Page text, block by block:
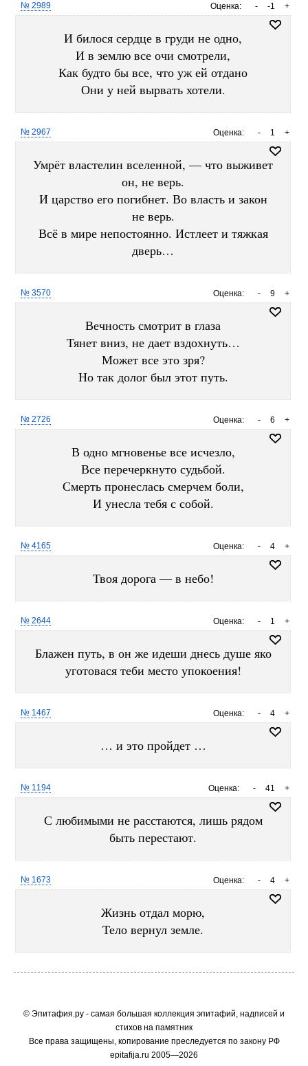
Оценка: +
-1
-
№ 2989
И билося сердце в груди не одно,
И в землю все очи смотрели,
Как будто бы все, что уж ей отдано
Они у ней вырвать хотели.
Оценка: +
1
-
№ 2967
Умрёт властелин вселенной, — что выживет
он, не верь.
И царство его погибнет. Во власть и закон
не верь.
Всё в мире непостоянно. Истлеет и тяжкая
дверь…
Оценка: +
9
-
№ 3570
Вечность смотрит в глаза
Тянет вниз, не дает вздохнуть…
Может все это зря?
Но так долог был этот путь.
Оценка: +
6
-
№ 2726
В одно мгновенье все исчезло,
Все перечеркнуто судьбой.
Смерть пронеслась смерчем боли,
И унесла тебя с собой.
Оценка: +
4
-
№ 4165
Твоя дорога — в небо!
Оценка: +
1
-
№ 2644
Блажен путь, в он же идеши днесь душе яко
уготовася теби место упокоения!
Оценка: +
4
-
№ 1467
… и это пройдет …
Оценка: +
41
-
№ 1194
С любимыми не расстаются, лишь рядом
быть перестают.
Оценка: +
4
-
№ 1673
Жизнь отдал морю,
Тело вернул земле.
© Эпитафия.ру - самая большая коллекция эпитафий, надписей и
стихов на памятник
Все права защищены, копирование преследуется по закону РФ
epitafija.ru 2005—2026